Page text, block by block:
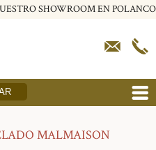
SHOWROOM EN POLANCO
MALMAISON